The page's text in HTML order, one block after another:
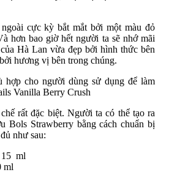
cực kỳ bắt mắt bởi một màu đỏ
hơn bao giờ hết người ta sẽ nhớ mãi
Hà Lan vừa đẹp bởi hình thức bên
hương vị bên trong chúng.
hợp cho người dùng sử dụng để làm
Vanilla Berry Crush
rất đặc biệt. Người ta có thể tạo ra
Bols Strawberry bằng cách chuẩn bị
như sau:
15 ml
ml